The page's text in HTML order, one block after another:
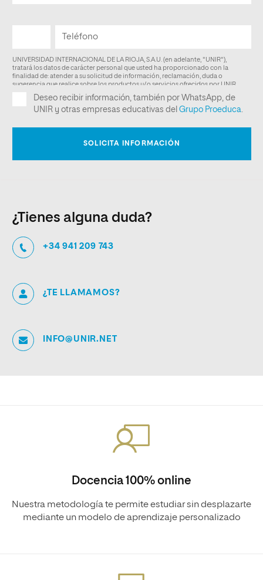
¿Tienes alguna duda?
+34 941 209 743
¿TE LLAMAMOS?
INFO@UNIR.NET
Docencia 100% online
Nuestra metodología te permite estudiar sin desplazarte
mediante un modelo de aprendizaje personalizado